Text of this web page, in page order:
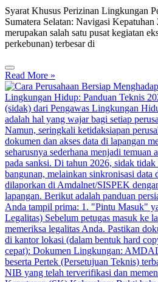
Syarat Khusus Perizinan Lingkungan
Sumatera Selatan: Navigasi Kepatuhan
merupakan salah satu pusat kegiatan
perkebunan) terbesar di
Read More »